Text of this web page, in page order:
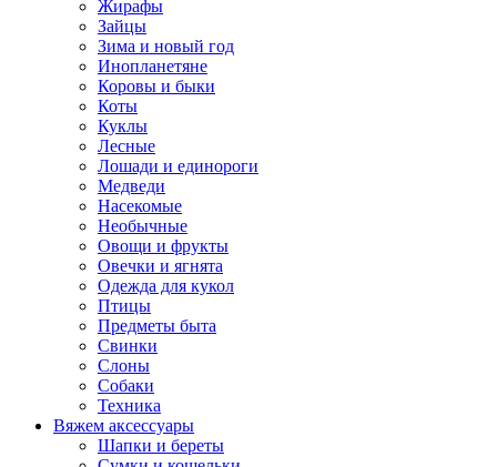
Жирафы
Зайцы
Зима и новый год
Инопланетяне
Коровы и быки
Коты
Куклы
Лесные
Лошади и единороги
Медведи
Насекомые
Необычные
Овощи и фрукты
Овечки и ягнята
Одежда для кукол
Птицы
Предметы быта
Свинки
Слоны
Собаки
Техника
Вяжем аксессуары
Шапки и береты